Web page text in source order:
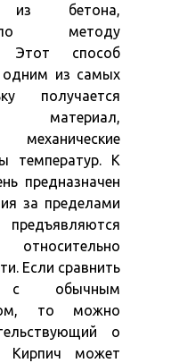
из бетона,
по методу
Этот способ
одним из самых
получается
материал,
температур. К
предназначен
за пределами
Если сравнить
с обычным
то можно
о
Кирпич может